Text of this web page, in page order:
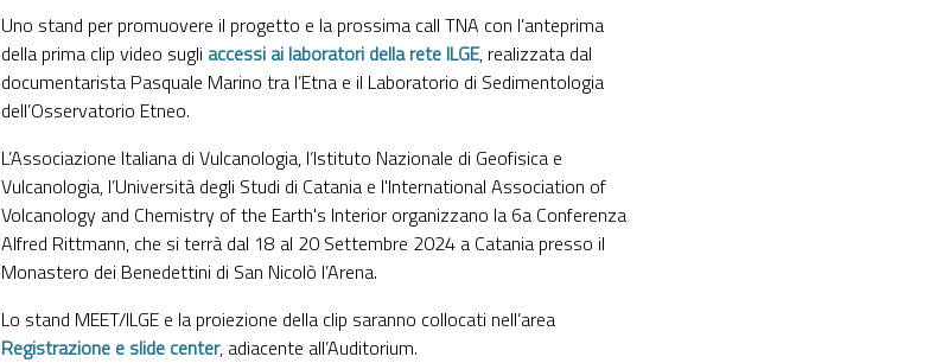
Uno stand per promuovere il progetto e la prossima call TNA con l’anteprima
della prima clip video sugli accessi ai laboratori della rete ILGE, realizzata dal
documentarista Pasquale Marino tra l’Etna e il Laboratorio di Sedimentologia
dell’Osservatorio Etneo.
L’Associazione Italiana di Vulcanologia, l’Istituto Nazionale di Geofisica e
Vulcanologia, l’Università degli Studi di Catania e l'International Association of
Volcanology and Chemistry of the Earth's Interior organizzano la 6a Conferenza
Alfred Rittmann, che si terrà dal 18 al 20 Settembre 2024 a Catania presso il
Monastero dei Benedettini di San Nicolò l’Arena.
Lo stand MEET/ILGE e la proiezione della clip saranno collocati nell’area
Registrazione e slide center, adiacente all’Auditorium.